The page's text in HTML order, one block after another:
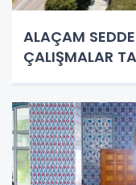
ALAÇAM
ÇALIŞMALAR